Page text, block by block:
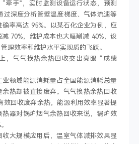
牵手”，实时监测设备运行状态，预测
过深度分析管壁温度梯度、气体流速等
率高达 95%。以某石化企业为例，应
70%，维护成本也大幅削减 40%，设
理效率和维护水平实现质的飞跃。
气气换热余热回收交出亮眼 “成绩
领域能源消耗量占全国能源消耗总量
余热却被直接废弃。气气换热余热回收
效回收废弃余热，能源利用效率显著提
热器对锅炉烟气余热回收来说，锅炉效
大规模应用后，温室气体减排效果显